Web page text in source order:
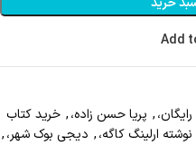
Add
, پریا حسن زاده،, خرید کتاب
ارلینگ کاگه،, دیجی بوک شهر،,